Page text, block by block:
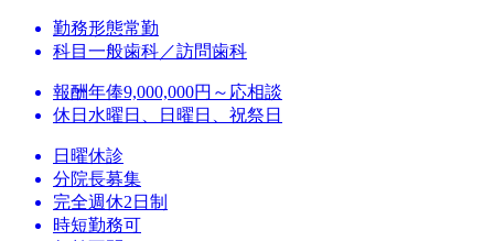
勤務形態常勤
科目 一般歯科／訪問歯科
報酬年俸9,000,000円～応相談
休日 水曜日、日曜日、祝祭日
日曜休診
分院長募集
完全週休2日制
時短勤務可